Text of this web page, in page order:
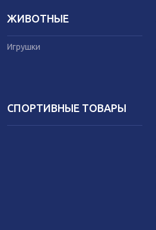
ЖИВОТНЫЕ
Игрушки
СПОРТИВНЫЕ ТОВАРЫ